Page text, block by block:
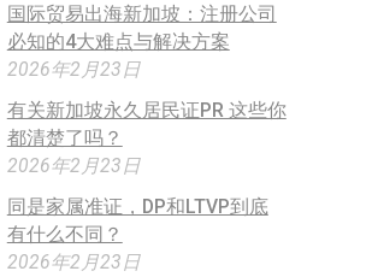
国际贸易出海新加坡：注册公司
必知的4大难点与解决方案
2026年2月23日
有关新加坡永久居民证PR 这些你
都清楚了吗？
2026年2月23日
同是家属准证，DP和LTVP到底
有什么不同？
2026年2月23日